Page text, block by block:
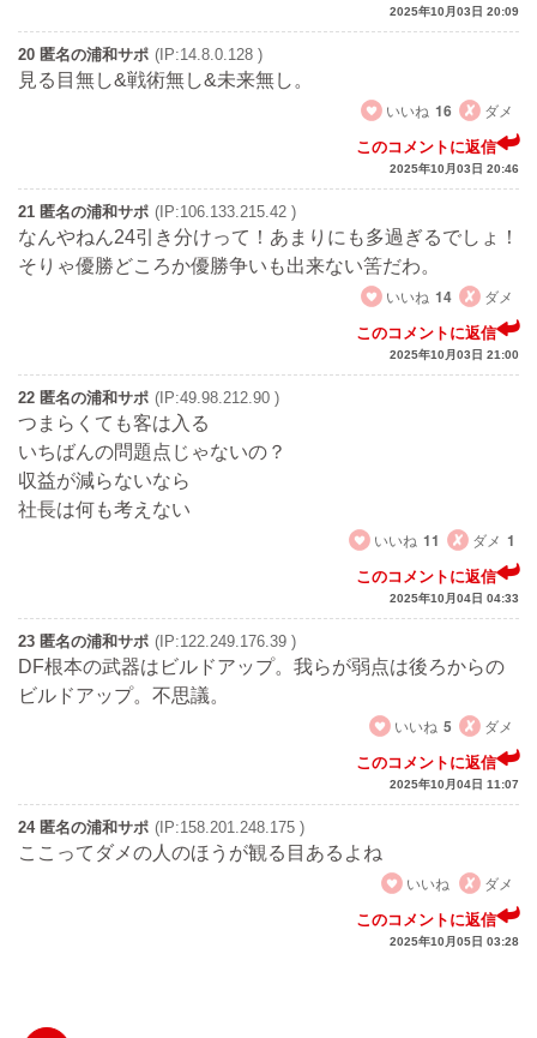
2025年10月03日 20:09
20 匿名の浦和サポ (IP:14.8.0.128 )
見る目無し&戦術無し&未来無し。
いいね 16 ダメ
このコメントに返信
2025年10月03日 20:46
21 匿名の浦和サポ (IP:106.133.215.42 )
なんやねん24引き分けって！あまりにも多過ぎるでしょ！
そりゃ優勝どころか優勝争いも出来ない筈だわ。
いいね 14 ダメ
このコメントに返信
2025年10月03日 21:00
22 匿名の浦和サポ (IP:49.98.212.90 )
つまらくても客は入る
いちばんの問題点じゃないの？
収益が減らないなら
社長は何も考えない
いいね 11 ダメ 1
このコメントに返信
2025年10月04日 04:33
23 匿名の浦和サポ (IP:122.249.176.39 )
DF根本の武器はビルドアップ。我らが弱点は後ろからの
ビルドアップ。不思議。
いいね 5 ダメ
このコメントに返信
2025年10月04日 11:07
24 匿名の浦和サポ (IP:158.201.248.175 )
ここってダメの人のほうが観る目あるよね
いいね
ダメ
このコメントに返信
2025年10月05日 03:28